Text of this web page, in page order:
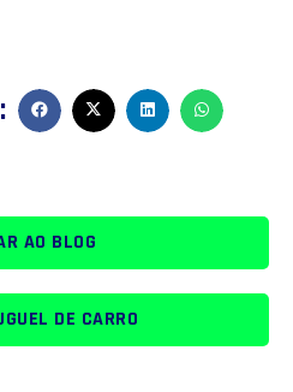
AO BLOG
DE CARRO